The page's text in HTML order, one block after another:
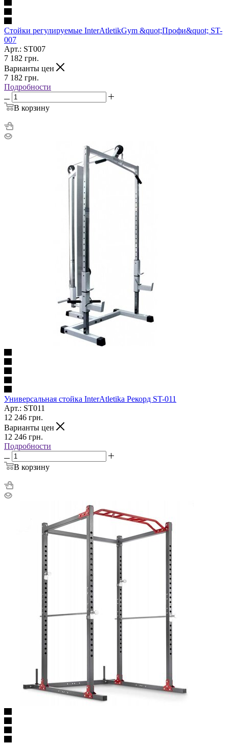
Стойки регулируемые InterAtletikGym &quot;Профи&quot; ST-
007
Арт.: SТ007
7 182 грн.
Варианты цен
7 182 грн.
Подробности
В корзину
Универсальная стойка InterAtletika Рекорд ST-011
Арт.: SТ011
12 246 грн.
Варианты цен
12 246 грн.
Подробности
В корзину